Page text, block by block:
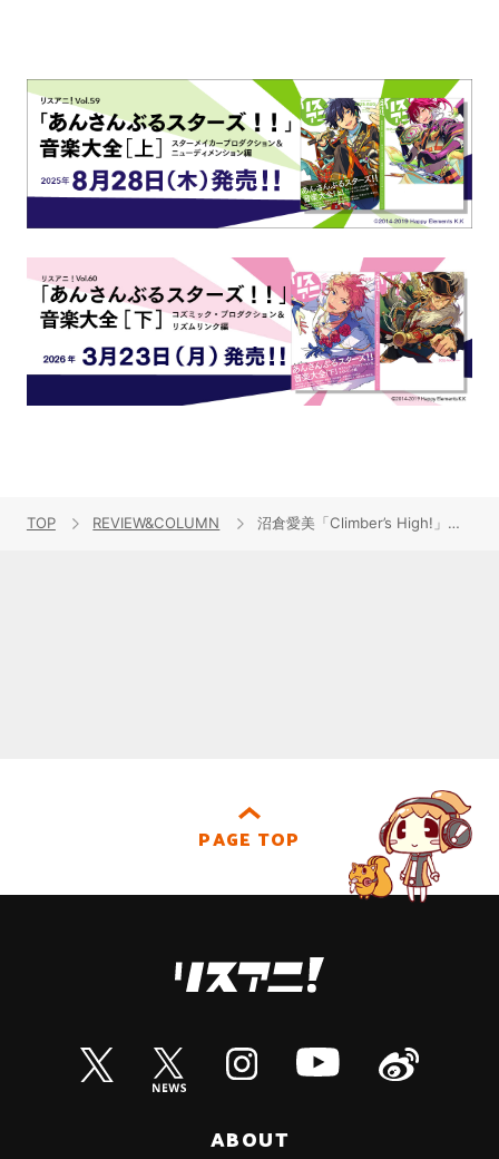
TOP REVIEW&COLUMN 沼倉愛美「Climber’s High!」レビュー
PAGE TOP
ABOUT